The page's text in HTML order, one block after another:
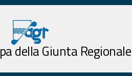
della Giunta Regionale